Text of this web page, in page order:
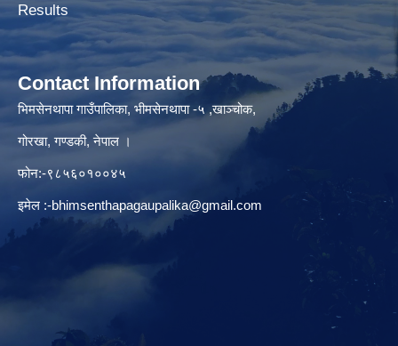
Results
Contact Information
भिमसेनथापा गाउँपालिका, भीमसेनथापा -५ ,खाञ्चोक,
गोरखा, गण्डकी, नेपाल ।
फोन:-९८५६०१००४५
इमेल :-bhimsenthapagaupalika@gmail.com